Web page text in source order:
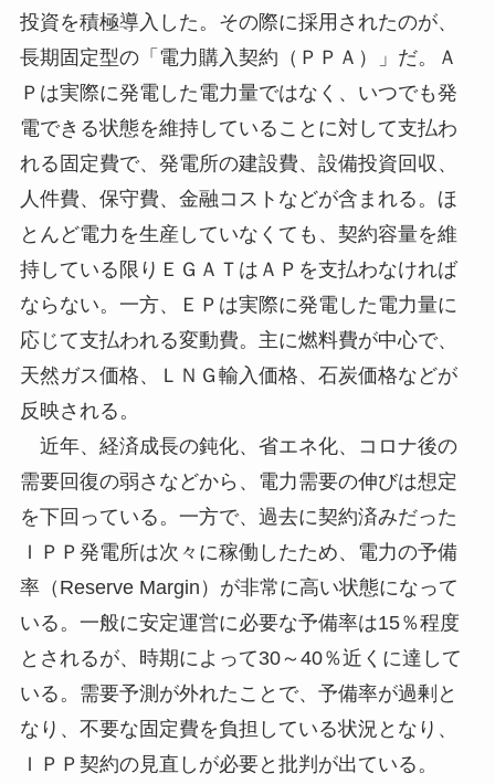
投資を積極導入した。その際に採用されたのが、
長期固定型の「電力購入契約（ＰＰＡ）」だ。Ａ
Ｐは実際に発電した電力量ではなく、いつでも発
電できる状態を維持していることに対して支払わ
れる固定費で、発電所の建設費、設備投資回収、
人件費、保守費、金融コストなどが含まれる。ほ
とんど電力を生産していなくても、契約容量を維
持している限りＥＧＡＴはＡＰを支払わなければ
ならない。一方、ＥＰは実際に発電した電力量に
応じて支払われる変動費。主に燃料費が中心で、
天然ガス価格、ＬＮＧ輸入価格、石炭価格などが
反映される。
近年、経済成長の鈍化、省エネ化、コロナ後の
需要回復の弱さなどから、電力需要の伸びは想定
を下回っている。一方で、過去に契約済みだった
ＩＰＰ発電所は次々に稼働したため、電力の予備
率（Reserve Margin）が非常に高い状態になって
いる。一般に安定運営に必要な予備率は15％程度
とされるが、時期によって30～40％近くに達して
いる。需要予測が外れたことで、予備率が過剰と
なり、不要な固定費を負担している状況となり、
ＩＰＰ契約の見直しが必要と批判が出ている。